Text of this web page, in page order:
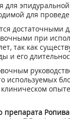
для
достаточными
при
так как
и его
используемых